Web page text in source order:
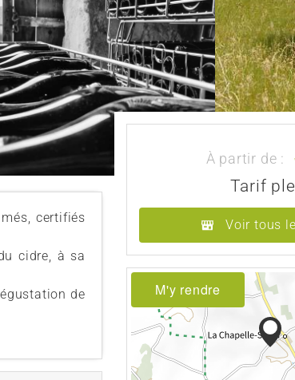
certifiés
cidre, à sa
de
À partir de :
Tarif
Voir tous
M'y rendre